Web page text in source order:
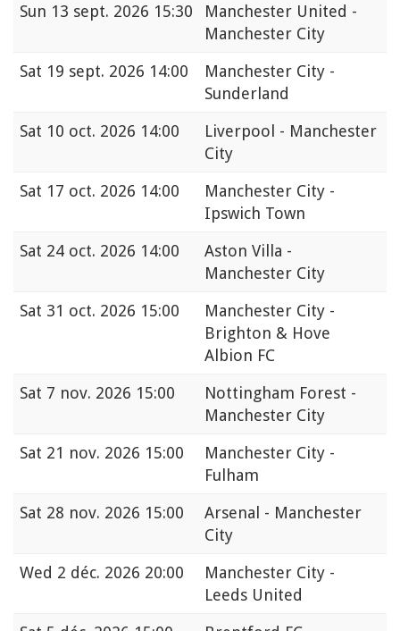
Sun 13 sept. 2026 15:30
Manchester United -
Manchester City
Sat 19 sept. 2026 14:00
Manchester City -
Sunderland
Sat 10 oct. 2026 14:00
Liverpool - Manchester
City
Sat 17 oct. 2026 14:00
Manchester City -
Ipswich Town
Sat 24 oct. 2026 14:00
Aston Villa -
Manchester City
Sat 31 oct. 2026 15:00
Manchester City -
Brighton & Hove
Albion FC
Sat 7 nov. 2026 15:00
Nottingham Forest -
Manchester City
Sat 21 nov. 2026 15:00
Manchester City -
Fulham
Sat 28 nov. 2026 15:00
Arsenal - Manchester
City
Wed 2 déc. 2026 20:00
Manchester City -
Leeds United